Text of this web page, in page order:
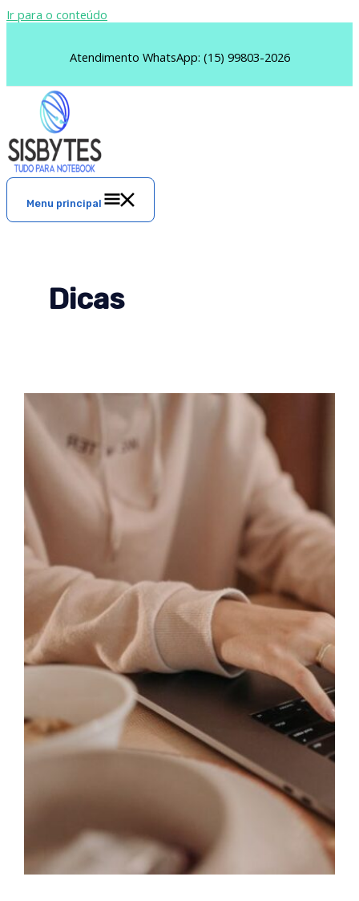
Ir para o conteúdo
Atendimento WhatsApp: (15) 99803-2026
Menu principal
Dicas